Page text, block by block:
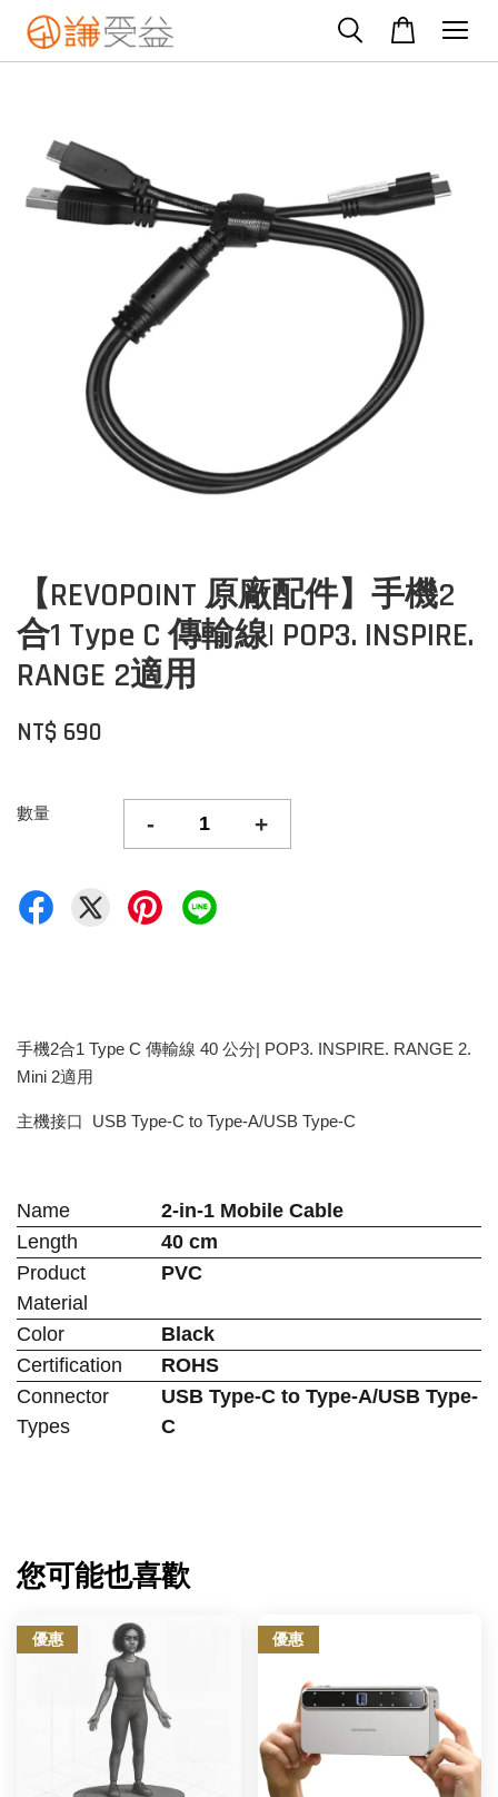
【REVOPOINT 原廠配件】手機2
合1 Type C 傳輸線| POP3. INSPIRE.
RANGE 2適用
NT$ 690
數量 - +
手機2合1 Type C 傳輸線 40 公分| POP3. INSPIRE. RANGE 2.
Mini 2適用
主機接口 USB Type-C to Type-A/USB Type-C
Name
2-in-1 Mobile Cable
Length
40 cm
Product
Material
PVC
Color
Black
Certification
ROHS
Connector
Types
USB Type-C to Type-A/USB Type-
C
您可能也喜歡
優惠 優惠